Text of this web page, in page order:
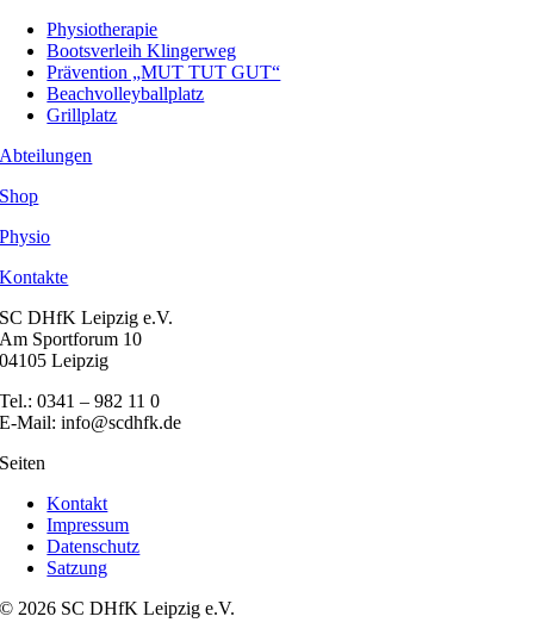
Physiotherapie
Bootsverleih Klingerweg
Prävention „MUT TUT GUT“
Beachvolleyballplatz
Grillplatz
Abteilungen
Shop
Physio
Kontakte
SC DHfK Leipzig e.V.
Am Sportforum 10
04105 Leipzig
Tel.: 0341 – 982 11 0
E-Mail: info@scdhfk.de
Seiten
Kontakt
Impressum
Datenschutz
Satzung
© 2026 SC DHfK Leipzig e.V.